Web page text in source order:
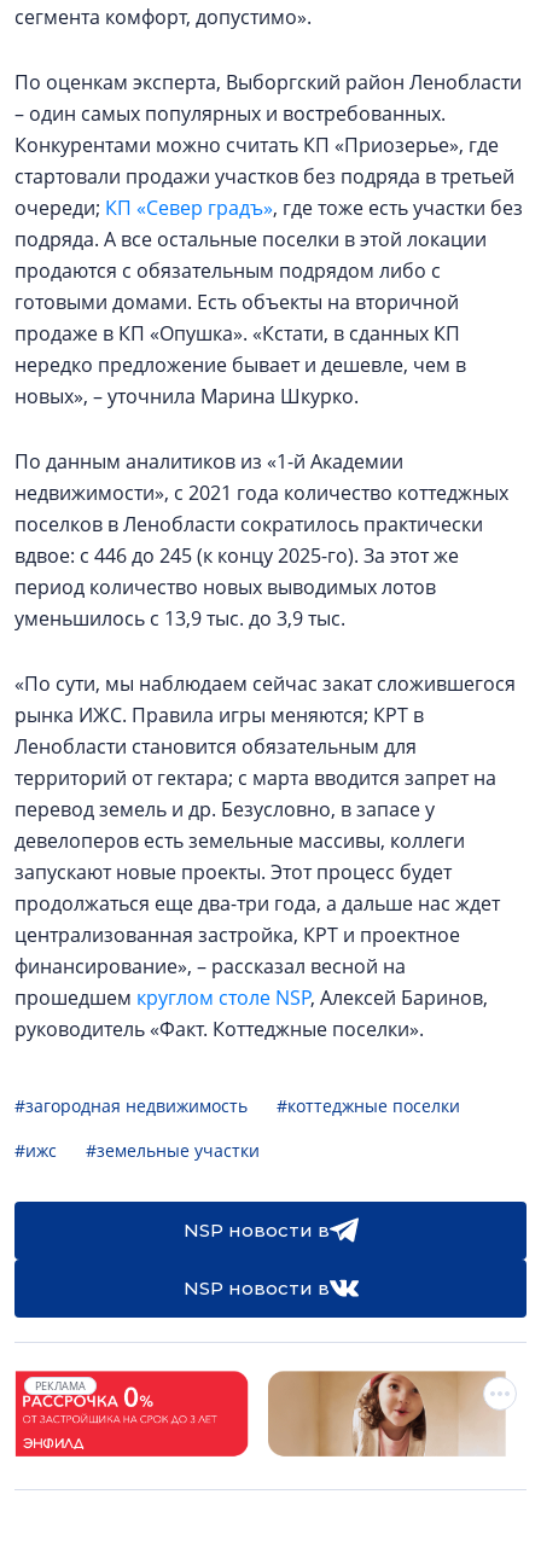
сегмента комфорт, допустимо».
По оценкам эксперта, Выборгский район Ленобласти
– один самых популярных и востребованных.
Конкурентами можно считать КП «Приозерье», где
стартовали продажи участков без подряда в третьей
очереди; КП «Север градъ», где тоже есть участки без
подряда. А все остальные поселки в этой локации
продаются с обязательным подрядом либо с
готовыми домами. Есть объекты на вторичной
продаже в КП «Опушка». «Кстати, в сданных КП
нередко предложение бывает и дешевле, чем в
новых», – уточнила Марина Шкурко.
По данным аналитиков из «1-й Академии
недвижимости», с 2021 года количество коттеджных
поселков в Ленобласти сократилось практически
вдвое: с 446 до 245 (к концу 2025-го). За этот же
период количество новых выводимых лотов
уменьшилось с 13,9 тыс. до 3,9 тыс.
«По сути, мы наблюдаем сейчас закат сложившегося
рынка ИЖС. Правила игры меняются; КРТ в
Ленобласти становится обязательным для
территорий от гектара; с марта вводится запрет на
перевод земель и др. Безусловно, в запасе у
девелоперов есть земельные массивы, коллеги
запускают новые проекты. Этот процесс будет
продолжаться еще два-три года, а дальше нас ждет
централизованная застройка, КРТ и проектное
финансирование», – рассказал весной на
прошедшем круглом столе NSP, Алексей Баринов,
руководитель «Факт. Коттеджные поселки».
#загородная недвижимость
#коттеджные поселки
#ижс
#земельные участки
NSP новости в
NSP новости в
РЕКЛАМА